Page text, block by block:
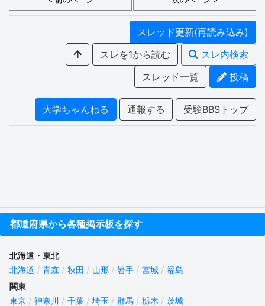
スレッド更新(再読み込み)
スレを1から読む
スレ内検索
スレッド一覧
投稿
大学ちゃんねる 通報する 受験BBSトップ
都道府県から各種掲示板を探す
北海道・東北
北海道
青森 秋田 山形 岩手 宮城
福島
関東
東京
神奈川 千葉 埼玉 群馬 栃木
茨城